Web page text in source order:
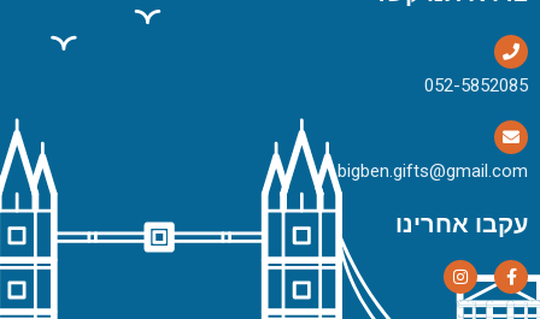
bigben.gifts@gmail.com
עקבו אחרינו